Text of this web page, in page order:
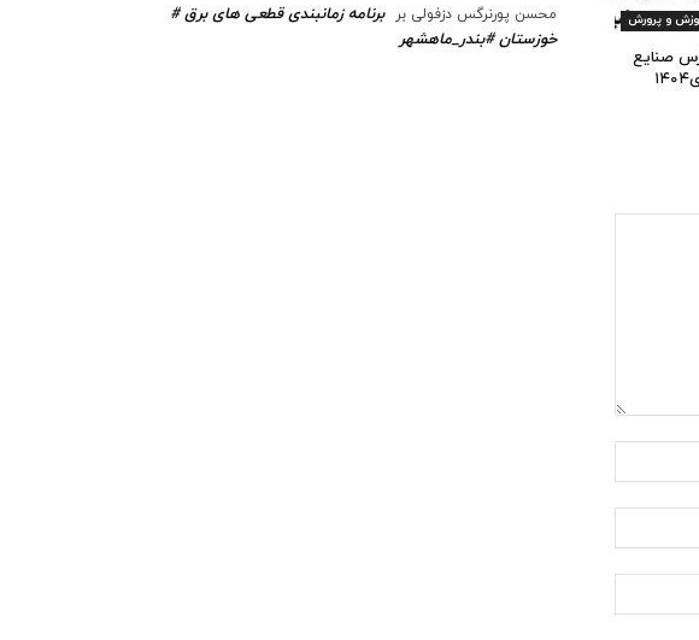
و پرورش
صنایع
سایت:
محسن پورنرگس دزفولی بر
برنامه زمانبندی قطعی های برق #
خوزستان #بندر_ماهشهر